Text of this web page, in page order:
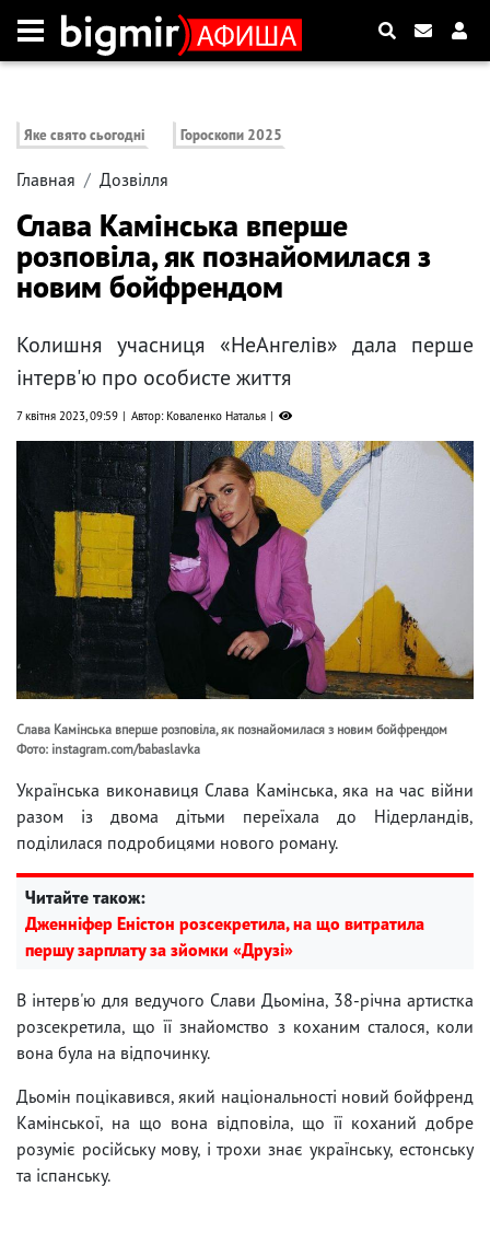
Яке свято сьогодні Гороскопи 2025
Главная Дозвілля
Слава Камінська вперше
розповіла, як познайомилася з
новим бойфрендом
Колишня учасниця «НеАнгелів» дала перше
інтерв'ю про особисте життя
7 квітня 2023, 09:59 Автор: Коваленко Наталья
Слава Камінська вперше розповіла, як познайомилася з новим бойфрендом
Фото: instagram.com/babaslavka
Українська виконавиця Слава Камінська, яка на час війни
разом із двома дітьми переїхала до Нідерландів,
поділилася подробицями нового роману.
Читайте також:
Дженніфер Еністон розсекретила, на що витратила
першу зарплату за зйомки «Друзі»
В інтерв'ю для ведучого Слави Дьоміна, 38-річна артистка
розсекретила, що її знайомство з коханим сталося, коли
вона була на відпочинку.
Дьомін поцікавився, який національності новий бойфренд
Камінської, на що вона відповіла, що її коханий добре
розуміє російську мову, і трохи знає українську, естонську
та іспанську.